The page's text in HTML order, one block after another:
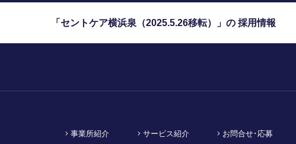
「セントケア横浜泉（2025.5.26移転）」の 採用情報
事業所紹介 サービス紹介 お問合せ･応募